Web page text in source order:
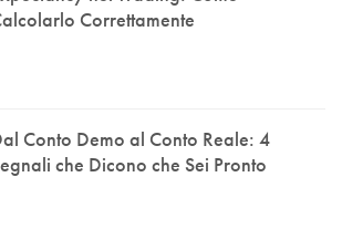
Correttamente
Conto Demo al Conto Reale: 4
che Dicono che Sei Pronto